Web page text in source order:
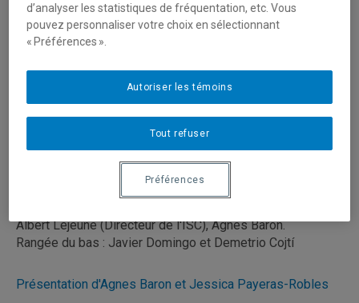
Albert Lejeune (Directeur de l'ISC), Agnes Baron.
Rangée du bas : Javier Domingo et Demetrio Cojtí
Présentation d'Agnes Baron et Jessica Payeras-Robles
d’analyser les statistiques de fréquentation, etc. Vous
pouvez personnaliser votre choix en sélectionnant
« Préférences ».
Tout refuser
Autoriser les témoins
Préférences